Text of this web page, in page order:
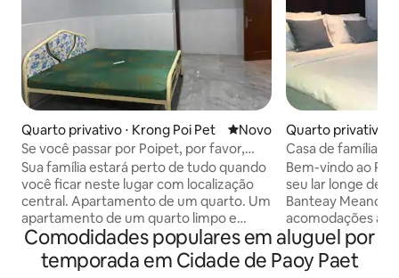
Quarto privativo ⋅ Krong Poi Pet Novo lugar para ficar
Novo
Se você passar por Poipet, por favor,
confira os lugares
Sua família estará perto de tudo quando
você ficar neste lugar com localização
central. Apartamento de um quarto. Um
apartamento de um quarto limpo e
confortável, ideal para casais, viajantes
de negócios ou hóspedes individuais. O
quarto inclui ar-condicionado e um
Quarto privativo ⋅
Casa de família e
Phnom Meas
Bem-vindo ao
seu lar longe de
Banteay
acomodações
refeições
passeios com
a mergulhar na
Comodidades populares em aluguel por
temporada em Cidade de Paoy Paet